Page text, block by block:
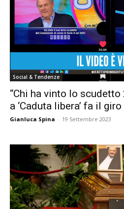
Social & Tendenze
“Chi ha vinto lo
a ‘Caduta libera’ fa il
Gianluca Spina - 19 Settembre 2023